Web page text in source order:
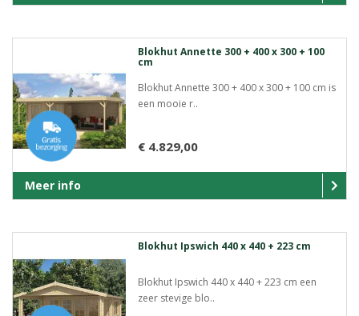
Blokhut Annette 300 + 400 x 300 + 100
cm
Blokhut Annette 300 + 400 x 300 + 100 cm is
een mooie r..
€ 4.829,00
Meer info
Blokhut Ipswich 440 x 440 + 223 cm
Blokhut Ipswich 440 x 440 + 223 cm een
zeer stevige blo..